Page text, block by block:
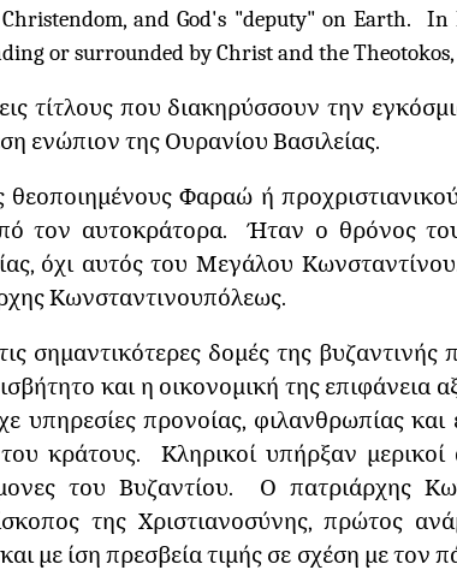
and God's "deputy" on Earth.
or surrounded by Christ and the
τίτλους που διακηρύσσουν την
ενώπιον της Ουρανίου Βασιλείας.
Φαραώ ή
τον αυτοκράτορα. Ήταν ο θρόνος
όχι αυτός του Μεγάλου
Κωνσταντινουπόλεως.
σημαντικότερες δομές της βυζαντινής
και η οικονομική της επιφάνεια
υπηρεσίες προνοίας, φιλανθρωπίας
του κράτους. Κληρικοί υπήρξαν
του Βυζαντίου. Ο πατριάρχης
της Χριστιανοσύνης, πρώτος
με ίση πρεσβεία τιμής σε σχέση με τον